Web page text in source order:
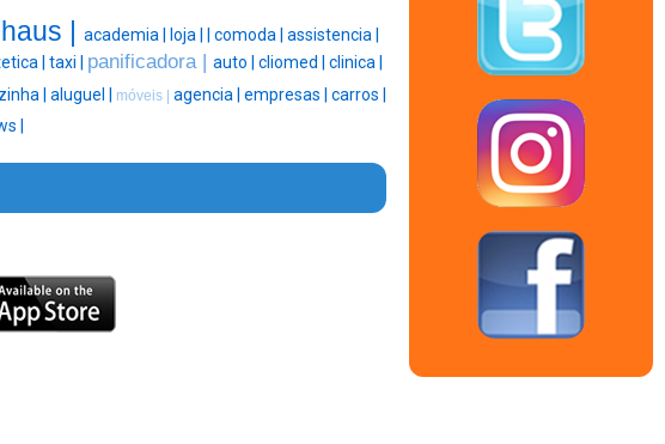
| academia | loja | comoda | assistencia |
| taxi | panificadora | auto | cliomed | clinica |
| aluguel | móveis | agencia | empresas | carros |
|